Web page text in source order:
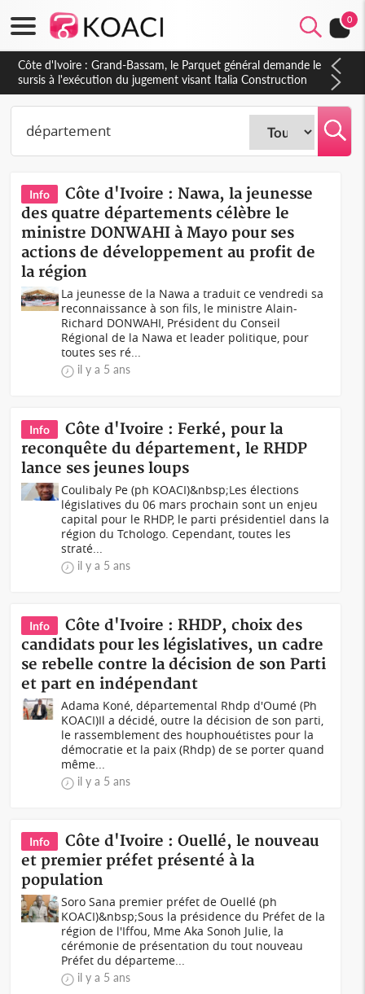
0
Côte d'Ivoire : Indépendance à Dakpadou, la sous-préfète
Hôma Viviane Manissan appelle à une appropriation locale du
PND 2026-2030
Info
Côte d'Ivoire : Nawa, la jeunesse
des quatre départements célèbre le
ministre DONWAHI à Mayo pour ses
actions de développement au profit de
la région
La jeunesse de la Nawa a traduit ce vendredi sa
reconnaissance à son fils, le ministre Alain-
Richard DONWAHI, Président du Conseil
Régional de la Nawa et leader politique, pour
toutes ses ré...
il y a 5 ans
Info
Côte d'Ivoire : Ferké, pour la
reconquête du département, le RHDP
lance ses jeunes loups
Coulibaly Pe (ph KOACI)&nbsp;Les élections
législatives du 06 mars prochain sont un enjeu
capital pour le RHDP, le parti présidentiel dans la
région du Tchologo. Cependant, toutes les
straté...
il y a 5 ans
Info
Côte d'Ivoire : RHDP, choix des
candidats pour les législatives, un cadre
se rebelle contre la décision de son Parti
et part en indépendant
Adama Koné, départemental Rhdp d'Oumé (Ph
KOACI)Il a décidé, outre la décision de son parti,
le rassemblement des houphouétistes pour la
démocratie et la paix (Rhdp) de se porter quand
même...
il y a 5 ans
Info
Côte d'Ivoire : Ouellé, le nouveau
et premier préfet présenté à la
population
Soro Sana premier préfet de Ouellé (ph
KOACI)&nbsp;Sous la présidence du Préfet de la
région de l'Iffou, Mme Aka Sonoh Julie, la
cérémonie de présentation du tout nouveau
Préfet du départeme...
il y a 5 ans